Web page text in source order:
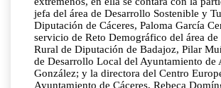
jefa del área de Desarrollo Sostenible y
Diputación de Cáceres, Paloma García
servicio de Reto Demográfico del área de
Rural de Diputación de Badajoz, Pilar
de Desarrollo Local del Ayuntamiento de
González; y la directora del Centro
Ayuntamiento de Cáceres, Rebeca